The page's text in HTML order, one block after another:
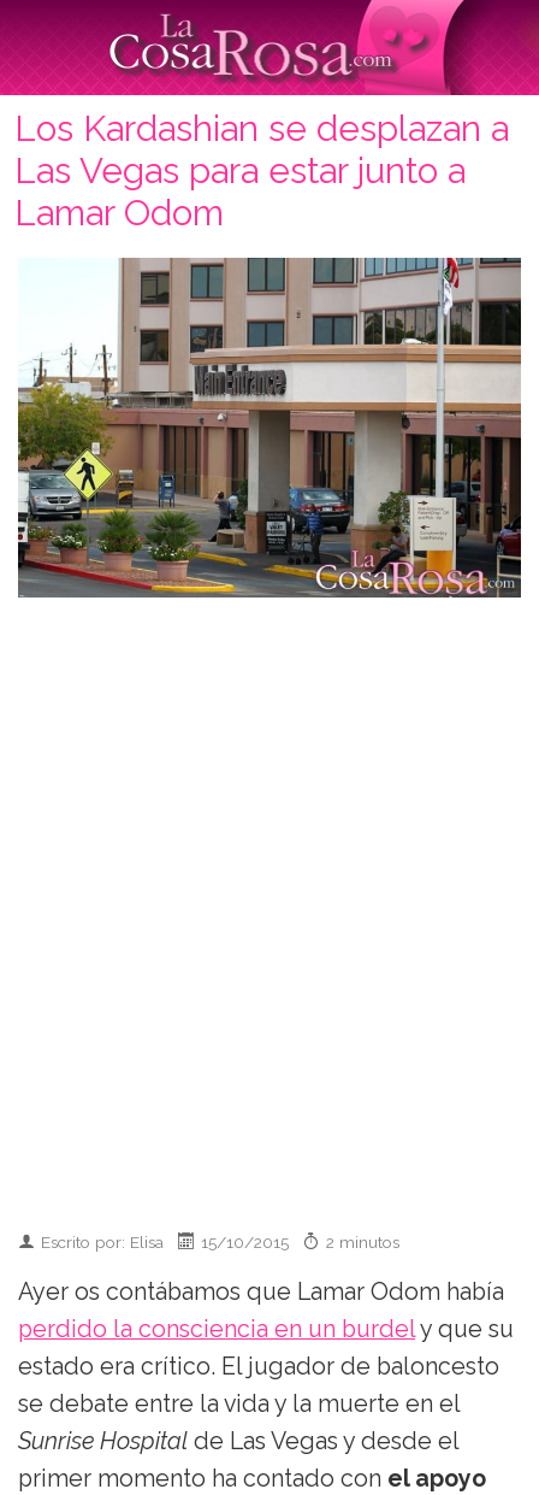
Los Kardashian se desplazan a
Las Vegas para estar junto a
Lamar Odom
Escrito por: Elisa 15/10/2015 2 minutos
Ayer os contábamos que Lamar Odom había
perdido la consciencia en un burdely que su
estado era crítico. El jugador de baloncesto
se debate entre la vida y la muerte en el
Sunrise Hospital de Las Vegas y desde el
primer momento ha contado con el apoyo